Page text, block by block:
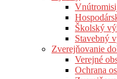
Školský
Stavebný
Zverejňovanie
Verejné
Ochrana